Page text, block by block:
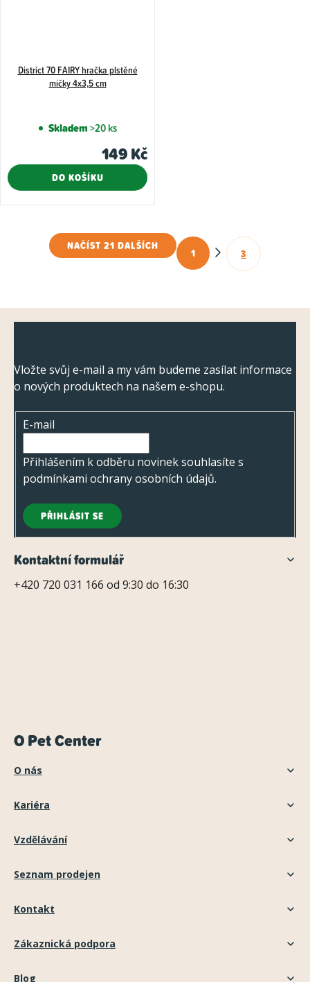
District 70 FAIRY hračka plstěné
míčky 4x3,5 cm
Skladem>20 ks
149 Kč
DO KOŠÍKU
O
á
a
c
í
p
v
k
ý
s
NAČÍST 21 DALŠÍCH
S
á
n
o
v
á
n
1 3
Vložte svůj e-mail a my vám budeme zasílat informace
o nových produktech na našem e-shopu.
E-mail
Přihlášením k odběru novinek souhlasíte s
podmínkami ochrany osobních údajů.
PŘIHLÁSIT SE
Kontaktní formulář
+420 720 031 166 od 9:30 do 16:30
O Pet Center
O nás
Kariéra
Vzdělávání
Seznam prodejen
Kontakt
Zákaznická podpora
Blog